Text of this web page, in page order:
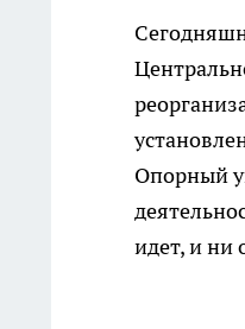
Опорный
идет, и ни